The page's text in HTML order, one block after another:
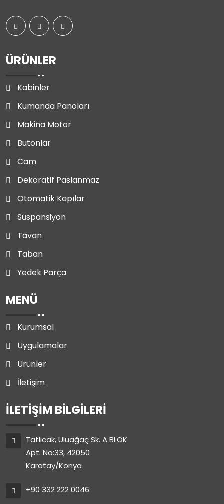
ÜRÜNLER
Kabinler
Kumanda Panoları
Makina Motor
Butonlar
Cam
Dekoratif Paslanmaz
Otomatik Kapılar
Süspansiyon
Tavan
Taban
Yedek Parça
MENÜ
Kurumsal
Uygulamalar
Ürünler
İletişim
İLETIŞIM BILGILERI
Tatlıcak, Uluağaç Sk. A BLOK
Apt. No:33, 42050
Karatay/Konya
+90 332 222 0046